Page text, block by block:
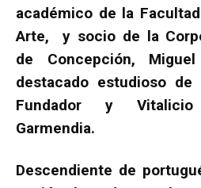
académico de la
Arte, y socio de la
de Concepción,
destacado estudioso
Fundador y
Garmendia.
Descendiente de